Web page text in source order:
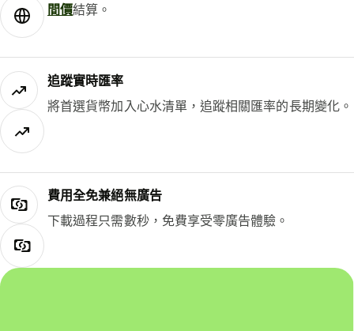
間價結算。
追蹤實時匯率
將首選貨幣加入心水清單，追蹤相關匯率的長期變化。
費用全免兼絕無廣告
下載過程只需數秒，免費享受零廣告體驗。